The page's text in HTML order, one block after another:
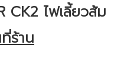
CK2 ไฟเลี้ยวส้ม
ร้าน